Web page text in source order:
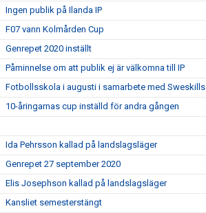
Ingen publik på Ilanda IP
F07 vann Kolmården Cup
Genrepet 2020 inställt
Påminnelse om att publik ej är välkomna till IP
Fotbollsskola i augusti i samarbete med Sweskills
10-åringarnas cup inställd för andra gången
Ida Pehrsson kallad på landslagsläger
Genrepet 27 september 2020
Elis Josephson kallad på landslagsläger
Kansliet semesterstängt